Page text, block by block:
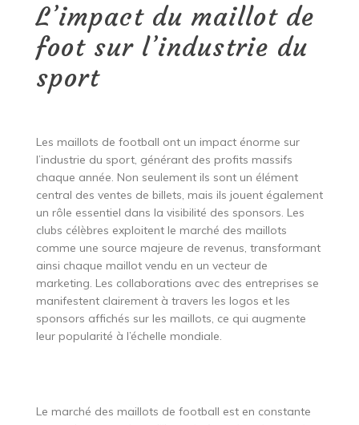
L’impact du maillot de
foot sur l’industrie du
sport
Les maillots de football ont un impact énorme sur
l’industrie du sport, générant des profits massifs
chaque année. Non seulement ils sont un élément
central des ventes de billets, mais ils jouent également
un rôle essentiel dans la visibilité des sponsors. Les
clubs célèbres exploitent le marché des maillots
comme une source majeure de revenus, transformant
ainsi chaque maillot vendu en un vecteur de
marketing. Les collaborations avec des entreprises se
manifestent clairement à travers les logos et les
sponsors affichés sur les maillots, ce qui augmente
leur popularité à l’échelle mondiale.
Le marché des maillots de football est en constante